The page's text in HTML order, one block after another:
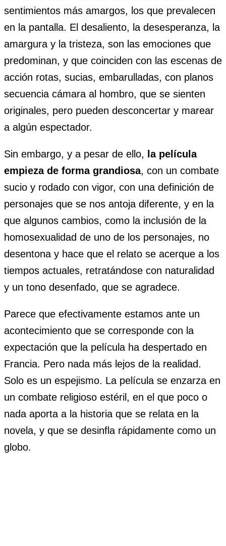
sentimientos más amargos, los que prevalecen
en la pantalla. El desaliento, la desesperanza, la
amargura y la tristeza, son las emociones que
predominan, y que coinciden con las escenas de
acción rotas, sucias, embarulladas, con planos
secuencia cámara al hombro, que se sienten
originales, pero pueden desconcertar y marear
a algún espectador.
Sin embargo, y a pesar de ello, la película
empieza de forma grandiosa, con un combate
sucio y rodado con vigor, con una definición de
personajes que se nos antoja diferente, y en la
que algunos cambios, como la inclusión de la
homosexualidad de uno de los personajes, no
desentona y hace que el relato se acerque a los
tiempos actuales, retratándose con naturalidad
y un tono desenfado, que se agradece.
Parece que efectivamente estamos ante un
acontecimiento que se corresponde con la
expectación que la película ha despertado en
Francia. Pero nada más lejos de la realidad.
Solo es un espejismo. La película se enzarza en
un combate religioso estéril, en el que poco o
nada aporta a la historia que se relata en la
novela, y que se desinfla rápidamente como un
globo.